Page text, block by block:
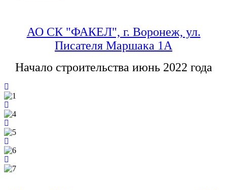
АО СК "ФАКЕЛ", г. Воронеж, ул.
Писателя Маршака 1А
Начало строительства июнь 2022 года